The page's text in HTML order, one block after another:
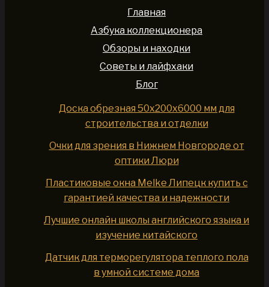
Главная
Азбука коллекционера
Обзоры и находки
Советы и лайфхаки
Блог
Доска обрезная 50x200x6000 мм для
строительства и отделки
Очки для зрения в Нижнем Новгороде от
оптики Люри
Пластиковые окна Melke Липецк купить с
гарантией качества и надежности
Лучшие онлайн школы английского языка и
изучение китайского
Датчик для терморегулятора теплого пола
в умной системе дома